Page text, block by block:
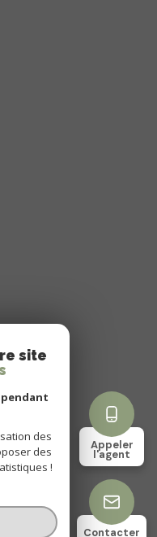
Appeler
l'agent
Contacter
site
pendant
des
des
!